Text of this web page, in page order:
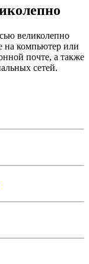
великолепно
на компьютер или
почте, а также
сетей.